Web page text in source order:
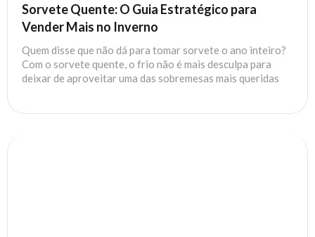
Sorvete Quente: O Guia Estratégico para
Vender Mais no Inverno
Quem disse que não dá para tomar sorvete o ano inteiro?
Com o sorvete quente, o frio não é mais desculpa para
deixar de aproveitar uma das sobremesas mais queridas